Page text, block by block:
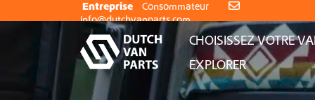
Entreprise
Consommateur
info@dutchvanparts.com
CHOISISSEZ VOTRE
EXPLORER